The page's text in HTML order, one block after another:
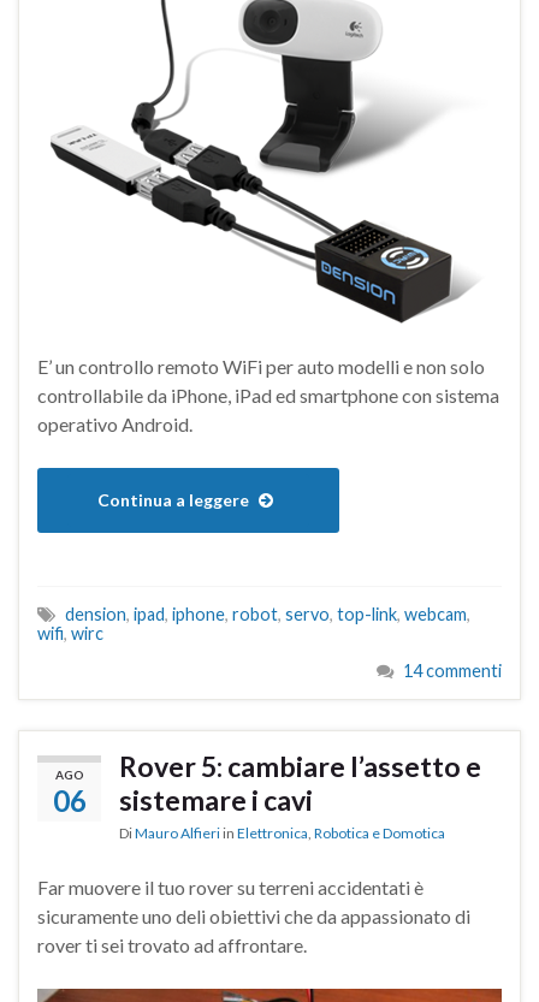
E’ un controllo remoto WiFi per auto modelli e non solo
controllabile da iPhone, iPad ed smartphone con sistema
operativo Android.
Continua a leggere
dension, ipad, iphone, robot, servo, top-link, webcam,
wifi, wirc
14 commenti
AGO
06
Rover 5: cambiare l’assetto e
sistemare i cavi
DiMauro Alfieri in Elettronica, Robotica e Domotica
Far muovere il tuo rover su terreni accidentati è
sicuramente uno deli obiettivi che da appassionato di
rover ti sei trovato ad affrontare.